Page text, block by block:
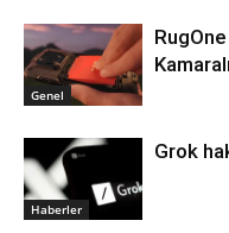
Genel
Haberler
Grok